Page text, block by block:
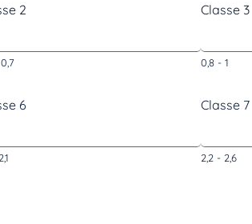
2
6
Classe 3
0,8 - 1
Classe 7
2,2 - 2,6